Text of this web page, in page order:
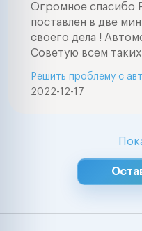
Огромное спасибо
поставлен в две
своего дела !
Советую всем
2022-12-17
Решить проблему с